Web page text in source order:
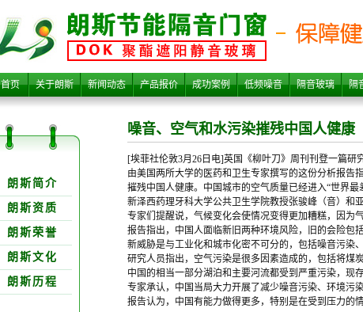
噪音、空气和水
污染摧残中国人
首页 关于朗斯 新闻动态 产品报价 成功案例 低频噪音 隔音玻璃 隔
噪音、空气和水污染摧残中国人健康
[埃菲社伦敦3月26日电]英国《柳叶刀》周刊刊登一篇研
由美国两所大学的医药和卫生专家撰写的这份分析报告
摧残中国人健康。中国城市的空气质量已经进入“世界最
新泽西药理牙科大学公共卫生学院教授张骏峰（音）和
专家们提醒说，气候变化会使情况变得更加糟糕，因为
报告指出，中国人面临新旧两种环境风险，旧的会险包
新威胁是与工业化和城市化密不可分的，包括噪音污染
研究人员指出，空气污染是很多因素造成的，包括将煤
中国的相当一部分湖泊和主要河流都受到严重污染，现
专家承认，中国当局大力开展了减少噪音污染、环境污
报告认为，中国有能力做得更多，特别是在受到压力的
朗斯简介
朗斯资质
朗斯荣誉
朗斯文化
朗斯历程